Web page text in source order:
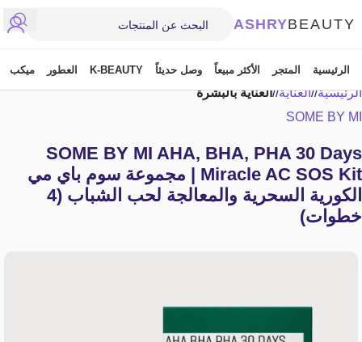
ASHRYBEAUTY
الرئيسية المتجر الأكثر مبيعاً وصل حديثاً K-BEAUTY العطور ميكب
الرئيسية/ العناية/ العناية بالبشرة
SOME BY MI
SOME BY MI AHA, BHA, PHA 30 Days
Miracle AC SOS Kit | مجموعة سوم باي مي
الكورية السحرية والمعالجة لحب الشباب (4
خطوات)